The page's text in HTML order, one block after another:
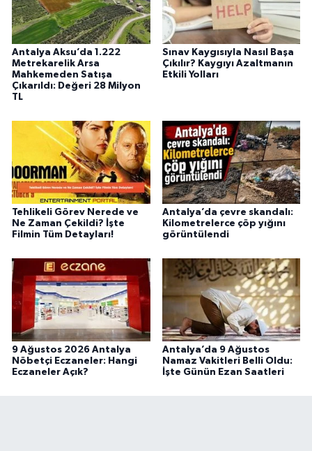
Antalya Aksu’da 1.222
Metrekarelik Arsa
Mahkemeden Satışa
Çıkarıldı: Değeri 28 Milyon
TL
Sınav Kaygısıyla Nasıl Başa
Çıkılır? Kaygıyı Azaltmanın
Etkili Yolları
Tehlikeli Görev Nerede ve
Ne Zaman Çekildi? İşte
Filmin Tüm Detayları!
Antalya’da çevre skandalı:
Kilometrelerce çöp yığını
görüntülendi
9 Ağustos 2026 Antalya
Nöbetçi Eczaneler: Hangi
Eczaneler Açık?
Antalya’da 9 Ağustos
Namaz Vakitleri Belli Oldu:
İşte Günün Ezan Saatleri